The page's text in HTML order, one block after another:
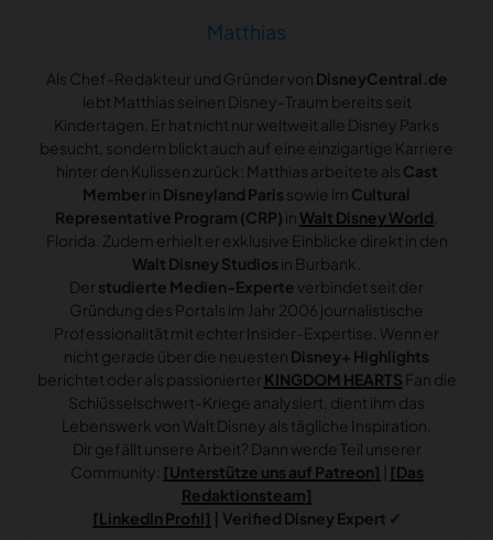
Matthias
Als Chef-Redakteur und Gründer von DisneyCentral.de
lebt Matthias seinen Disney-Traum bereits seit
Kindertagen. Er hat nicht nur weltweit alle Disney Parks
besucht, sondern blickt auch auf eine einzigartige Karriere
hinter den Kulissen zurück: Matthias arbeitete als Cast
Memberin Disneyland Paris sowie im Cultural
Representative Program (CRP) in Walt Disney World
Florida. Zudem erhielt er exklusive Einblicke direkt in den
Walt Disney Studios in Burbank.
Der studierte Medien-Experte verbindet seit der
Gründung des Portals im Jahr 2006 journalistische
Professionalität mit echter Insider-Expertise. Wenn er
nicht gerade über die neuesten Disney+ Highlights
berichtet oder als passionierter KINGDOM HEARTS Fan die
Schlüsselschwert-Kriege analysiert, dient ihm das
Lebenswerk von Walt Disney als tägliche Inspiration.
Dir gefällt unsere Arbeit? Dann werde Teil unserer
Community: [Unterstütze uns auf Patreon]
[Das
Redaktionsteam]
[LinkedIn Profil] | Verified Disney Expert ✓